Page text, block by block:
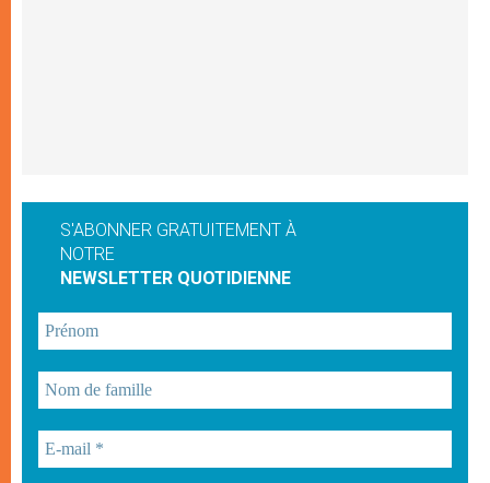
S'ABONNER GRATUITEMENT À
NOTRE
NEWSLETTER QUOTIDIENNE